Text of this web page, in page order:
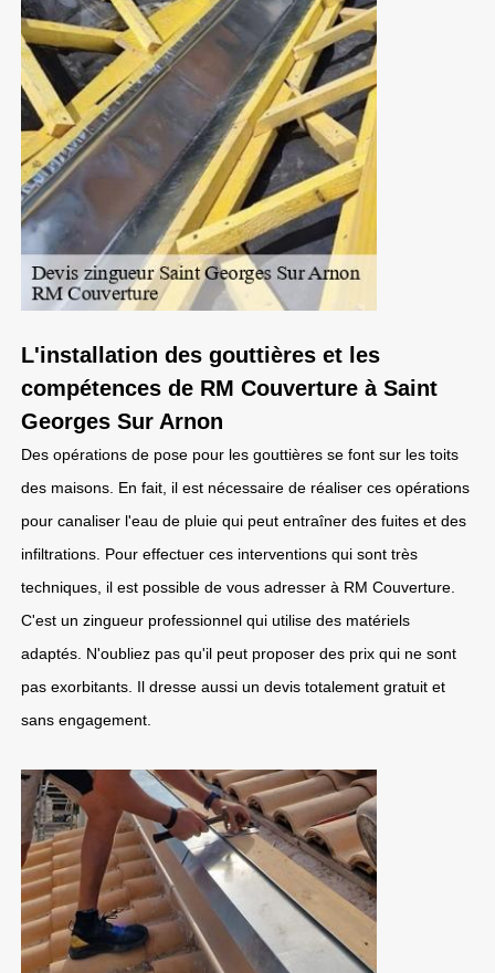
L'installation des gouttières et les
compétences de RM Couverture à Saint
Georges Sur Arnon
Des opérations de pose pour les gouttières se font sur les toits
des maisons. En fait, il est nécessaire de réaliser ces opérations
pour canaliser l'eau de pluie qui peut entraîner des fuites et des
infiltrations. Pour effectuer ces interventions qui sont très
techniques, il est possible de vous adresser à RM Couverture.
C'est un zingueur professionnel qui utilise des matériels
adaptés. N'oubliez pas qu'il peut proposer des prix qui ne sont
pas exorbitants. Il dresse aussi un devis totalement gratuit et
sans engagement.